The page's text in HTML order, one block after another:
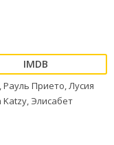
Прието, Лусия
Katzy, Элисабет